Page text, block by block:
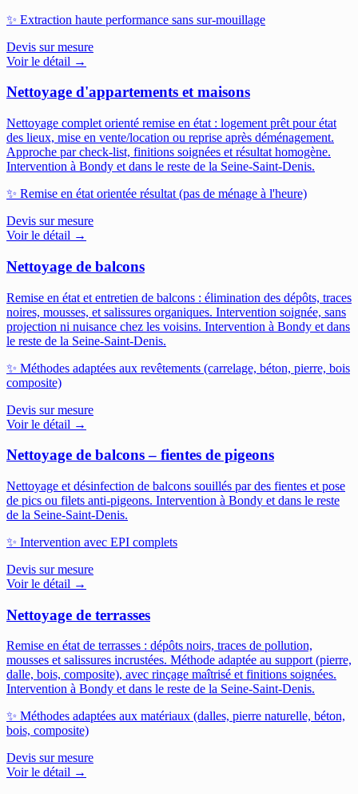
✨ Extraction haute performance sans sur-mouillage
Devis sur mesure
Voir le détail →
Nettoyage d'appartements et maisons
Nettoyage complet orienté remise en état : logement prêt pour état
des lieux, mise en vente/location ou reprise après déménagement.
Approche par check-list, finitions soignées et résultat homogène.
Intervention à Bondy et dans le reste de la Seine-Saint-Denis.
✨ Remise en état orientée résultat (pas de ménage à l'heure)
Devis sur mesure
Voir le détail →
Nettoyage de balcons
Remise en état et entretien de balcons : élimination des dépôts, traces
noires, mousses, et salissures organiques. Intervention soignée, sans
projection ni nuisance chez les voisins. Intervention à Bondy et dans
le reste de la Seine-Saint-Denis.
✨ Méthodes adaptées aux revêtements (carrelage, béton, pierre, bois
composite)
Devis sur mesure
Voir le détail →
Nettoyage de balcons – fientes de pigeons
Nettoyage et désinfection de balcons souillés par des fientes et pose
de pics ou filets anti-pigeons. Intervention à Bondy et dans le reste
de la Seine-Saint-Denis.
✨ Intervention avec EPI complets
Devis sur mesure
Voir le détail →
Nettoyage de terrasses
Remise en état de terrasses : dépôts noirs, traces de pollution,
mousses et salissures incrustées. Méthode adaptée au support (pierre,
dalle, bois, composite), avec rinçage maîtrisé et finitions soignées.
Intervention à Bondy et dans le reste de la Seine-Saint-Denis.
✨ Méthodes adaptées aux matériaux (dalles, pierre naturelle, béton,
bois, composite)
Devis sur mesure
Voir le détail →